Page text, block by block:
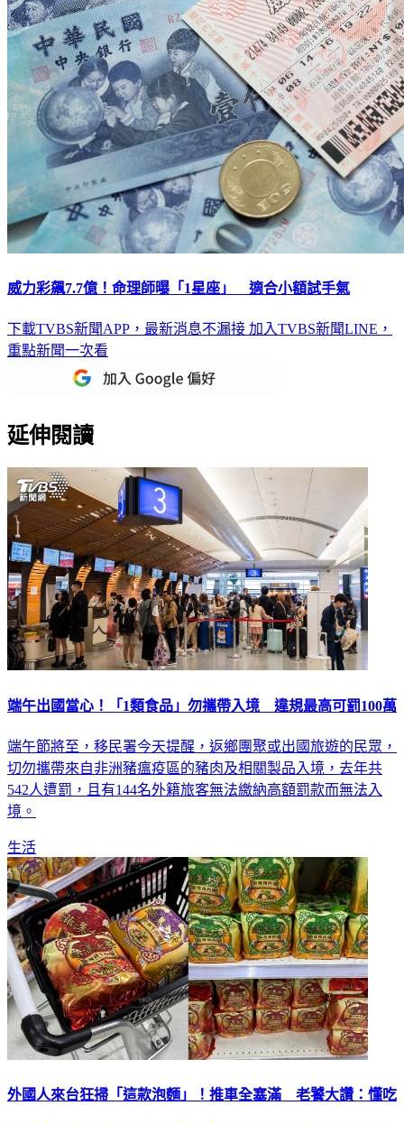
威力彩飆7.7億！命理師曝「1星座」 適合小額試手氣
下載TVBS新聞APP，最新消息不漏接 加入TVBS新聞LINE，
重點新聞一次看
延伸閱讀
端午出國當心！「1類食品」勿攜帶入境 違規最高可罰100萬
端午節將至，移民署今天提醒，返鄉團聚或出國旅遊的民眾，
切勿攜帶來自非洲豬瘟疫區的豬肉及相關製品入境，去年共
542人遭罰，且有144名外籍旅客無法繳納高額罰款而無法入
境。
生活
外國人來台狂掃「這款泡麵」！推車全塞滿 老饕大讚：懂吃